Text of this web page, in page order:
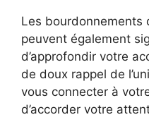
Les bourdonnements
peuvent également
d’approfondir votre
de doux rappel de
vous connecter à
d’accorder votre